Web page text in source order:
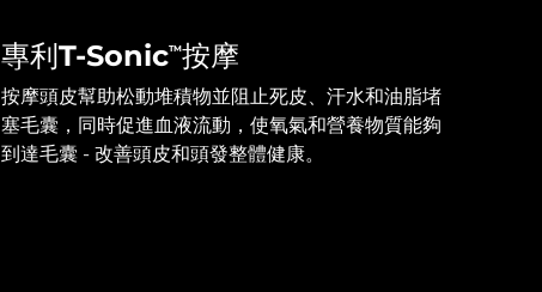
專利T-SonicTM按摩
按摩頭皮幫助松動堆積物並阻止死皮、汗水和油脂堵
塞毛囊，同時促進血液流動，使氧氣和營養物質能夠
到達毛囊 - 改善頭皮和頭發整體健康。